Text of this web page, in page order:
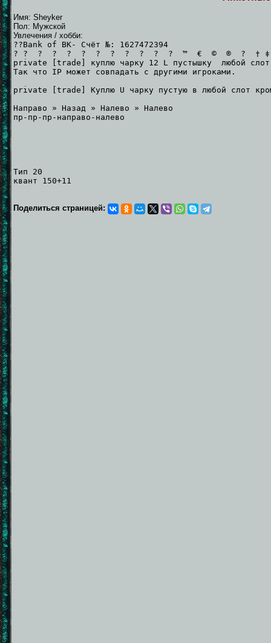
Имя: Sheyker
Пол: Мужской
Увлечения / хобби:
??Bank of BK- Счёт №: 1627472394
? ? ? ? ? ? ? ? ? ? ? ? ™ € © ® ? †
private [trade] куплю чарку 12 L пустышку любой слот
Так что ІР может совпадать с другими игроками.
private [trade] Куплю U чарку пустую в любой слот
Направо » Назад » Налево » Налево
пр-пр-пр-направо-налево
Тип 20
квант 150+11
Поделиться страницей: